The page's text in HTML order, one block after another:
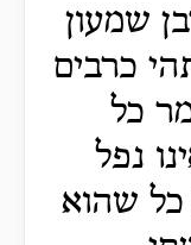
שמעון
כרבים
כל
נפל
כל שהוא